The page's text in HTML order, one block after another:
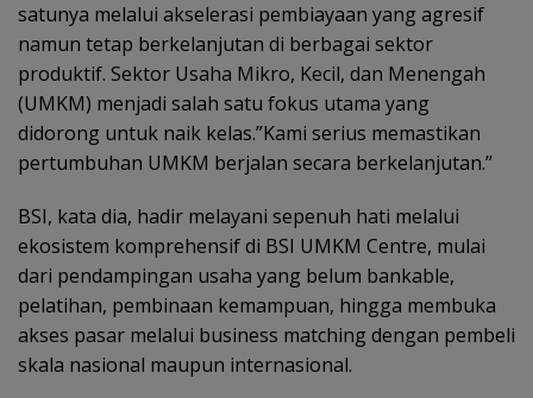
satunya melalui akselerasi pembiayaan yang agresif
namun tetap berkelanjutan di berbagai sektor
produktif. Sektor Usaha Mikro, Kecil, dan Menengah
(UMKM) menjadi salah satu fokus utama yang
didorong untuk naik kelas.”Kami serius memastikan
pertumbuhan UMKM berjalan secara berkelanjutan.’’
BSI, kata dia, hadir melayani sepenuh hati melalui
ekosistem komprehensif di BSI UMKM Centre, mulai
dari pendampingan usaha yang belum bankable,
pelatihan, pembinaan kemampuan, hingga membuka
akses pasar melalui business matching dengan pembeli
skala nasional maupun internasional.